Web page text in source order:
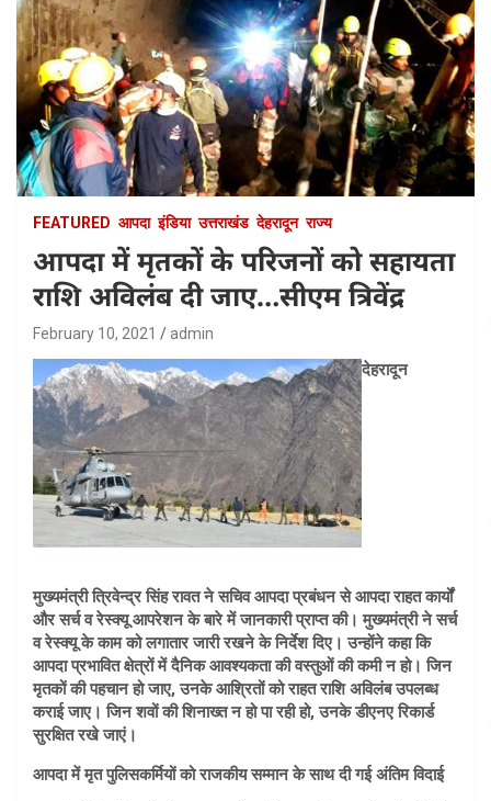
FEATURED आपदा इंडिया उत्तराखंड देहरादून राज्य
आपदा में मृतकों के परिजनों को सहायता
राशि अविलंब दी जाए…सीएम त्रिवेंद्र
February 10, 2021 admin
देहरादून
मुख्यमंत्री त्रिवेन्द्र सिंह रावत ने सचिव आपदा प्रबंधन से आपदा राहत कार्यों
और सर्च व रेस्क्यू आपरेशन के बारे में जानकारी प्राप्त की। मुख्यमंत्री ने सर्च
व रेस्क्यू के काम को लगातार जारी रखने के निर्देश दिए। उन्होंने कहा कि
आपदा प्रभावित क्षेत्रों में दैनिक आवश्यकता की वस्तुओं की कमी न हो। जिन
मृतकों की पहचान हो जाए, उनके आश्रितों को राहत राशि अविलंब उपलब्ध
कराई जाए। जिन शवों की शिनाख्त न हो पा रही हो, उनके डीएनए रिकार्ड
सुरक्षित रखे जाएं।
आपदा में मृत पुलिसकर्मियों को राजकीय सम्मान के साथ दी गई अंतिम विदाई